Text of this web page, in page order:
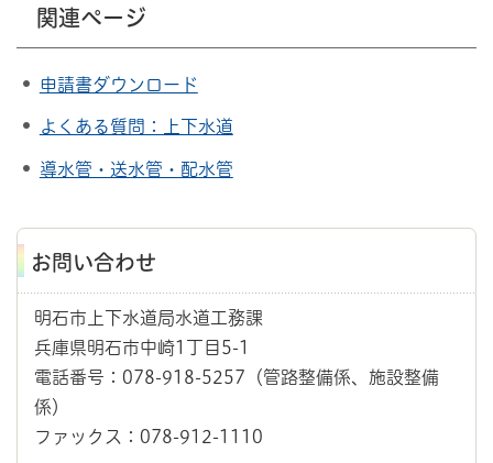
関連ページ
申請書ダウンロード
よくある質問：上下水道
導水管・送水管・配水管
お問い合わせ
明石市上下水道局水道工務課
兵庫県明石市中崎1丁目5-1
電話番号：078-918-5257（管路整備係、施設整備
係）
ファックス：078-912-1110